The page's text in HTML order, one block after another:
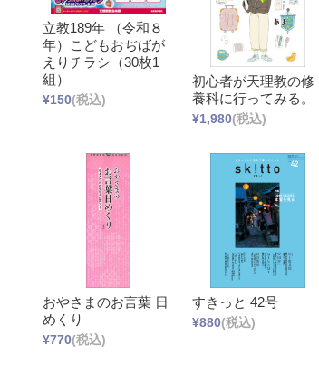
立教189年 （令和８
年）こどもおぢばが
えりチラシ（30枚1
組）
¥150(税込)
初心者が天理教の修
養科に行ってみる。
¥1,980(税込)
おやさまのお言葉 日
めくり
¥770(税込)
すきっと 42号
¥880(税込)